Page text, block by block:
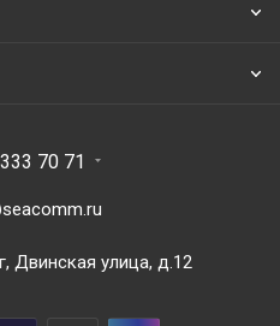
70 71
Двинская улица, д.12